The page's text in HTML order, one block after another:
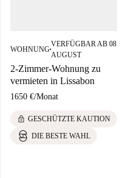
WOHNUNG■
VERFÜGBAR AB 08
AUGUST
2-Zimmer-Wohnung zu
vermieten in Lissabon
1650 €/Monat
lock GESCHÜTZTE KAUTION
DIE BESTE WAHL